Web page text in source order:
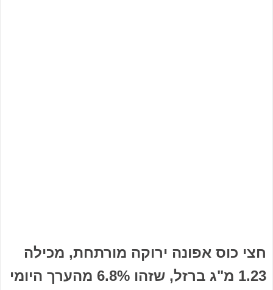
חצי כוס אפונה ירוקה מורתחת, מכילה
1.23 מ"ג ברזל, שזהו 6.8% מהערך היומי